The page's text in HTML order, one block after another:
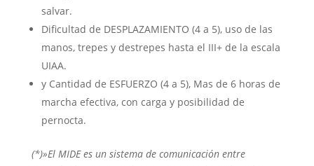
salvar.
Dificultad de DESPLAZAMIENTO (4 a 5), uso de las
manos, trepes y destrepes hasta el III+ de la escala
UIAA.
y Cantidad de ESFUERZO (4 a 5), Mas de 6 horas de
marcha efectiva, con carga y posibilidad de
pernocta.
(*)»El MIDE es un sistema de comunicación entre